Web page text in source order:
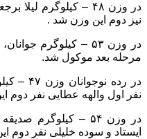
در وزن ۴۸ – کیلوگرم
نیز دوم این‌ وزن شد .
در وزن ۵۳ – کیلوگرم
مرحله بعد موکول شد.
نفر اول والهه عطایی نفر
ایستاد و سوده خلیلی نفر دوم